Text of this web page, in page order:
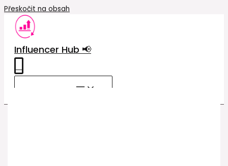
Přeskočit na obsah
Influencer Hub 📢